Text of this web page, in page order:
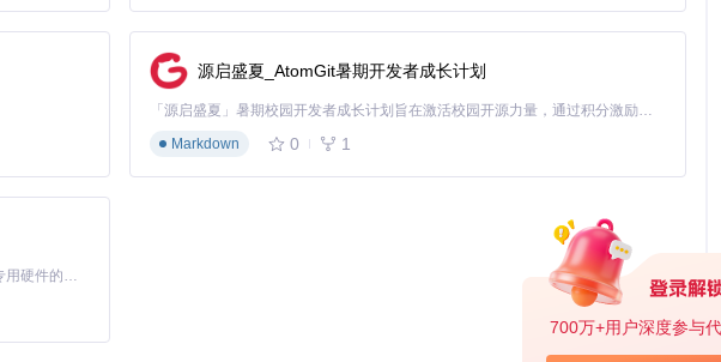
700万+用户深度参与
、灵活的多语言支持：
，支持组件级翻译
可翻译文本
源启盛夏_AtomGit暑期开发者成长计划
「源启盛夏」暑期校园开发者成长计划旨在激活校园开源力量，通过积分激励、认证扶持、资源倾斜等形式，引导高校组织和开发者完成「入驻 — 建项目 — 做贡献 — 获认证 — 得资源」的完整闭环。无论你是想带领社团入驻平台的组织者，还是希望用代码贡献证明自己的开发者，都能在这里找到属于你的成长路径。
Markdown
0 1
基于Python的Xiaozhi AI，适用于想要完整Xiaozhi体验而无需拥有专用硬件的用户。